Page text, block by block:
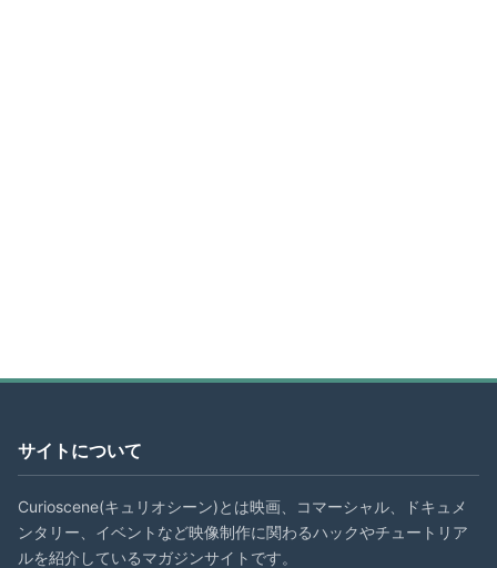
サイトについて
Curioscene(キュリオシーン)とは映画、コマーシャル、ドキュメ
ンタリー、イベントなど映像制作に関わるハックやチュートリア
ルを紹介しているマガジンサイトです。